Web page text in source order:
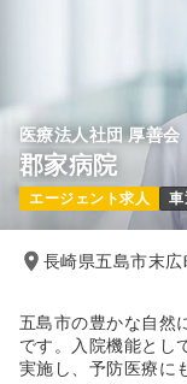
医療法人社団 厚善会
郡家病院
エージェント求人
長崎県五島市末
五島市の豊かな自然
です。入院機能とし
実施し、予防医療に